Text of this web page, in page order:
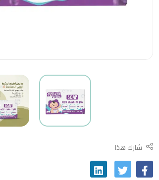
شارك هذا